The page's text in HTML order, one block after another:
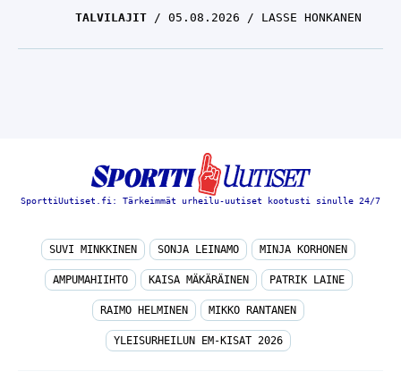
TALVILAJIT 05.08.2026 LASSE HONKANEN
SporttiUutiset.fi: Tärkeimmät urheilu-uutiset kootusti sinulle 24/7
SUVI MINKKINEN SONJA LEINAMO MINJA KORHONEN
AMPUMAHIIHTO KAISA MÄKÄRÄINEN PATRIK LAINE
RAIMO HELMINEN MIKKO RANTANEN
YLEISURHEILUN EM-KISAT 2026